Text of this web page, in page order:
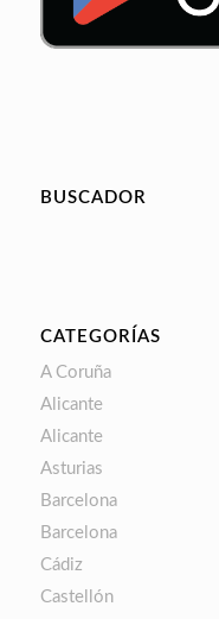
BUSCADOR
CATEGORÍAS
A Coruña
Alicante
Alicante
Asturias
Barcelona
Barcelona
Cádiz
Castellón